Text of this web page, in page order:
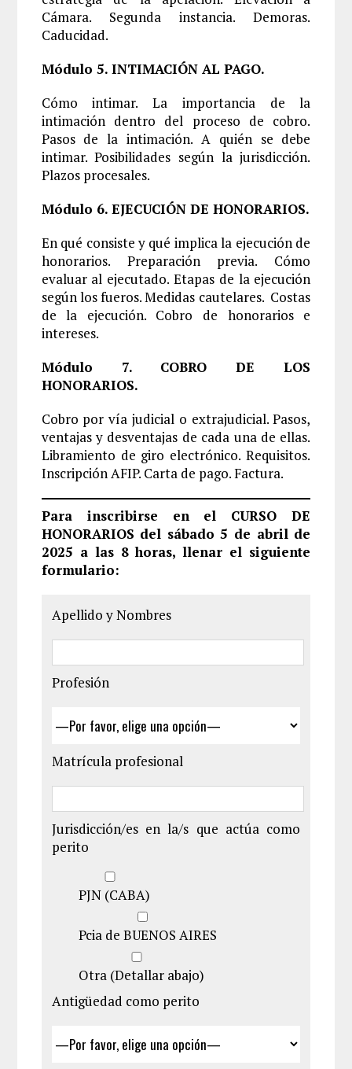
Cámara. Segunda instancia. Demoras.
Caducidad.
Módulo 5. INTIMACIÓN AL PAGO.
Cómo intimar. La importancia de la
intimación dentro del proceso de cobro.
Pasos de la intimación. A quién se debe
intimar. Posibilidades según la jurisdicción.
Plazos procesales.
Módulo 6. EJECUCIÓN DE HONORARIOS.
En qué consiste y qué implica la ejecución de
honorarios. Preparación previa. Cómo
evaluar al ejecutado. Etapas de la ejecución
según los fueros. Medidas cautelares. Costas
de la ejecución. Cobro de honorarios e
intereses.
Módulo 7. COBRO DE LOS
HONORARIOS.
Cobro por vía judicial o extrajudicial. Pasos,
ventajas y desventajas de cada una de ellas.
Libramiento de giro electrónico. Requisitos.
Inscripción AFIP. Carta de pago. Factura.
Para inscribirse en el CURSO DE
HONORARIOS del sábado 5 de abril de
2025 a las 8 horas, llenar el siguiente
formulario:
Apellido y Nombres
Profesión
Matrícula profesional
Jurisdicción/es en la/s que actúa como
perito
PJN (CABA)
Pcia de BUENOS AIRES
Otra (Detallar abajo)
Antigüedad como perito